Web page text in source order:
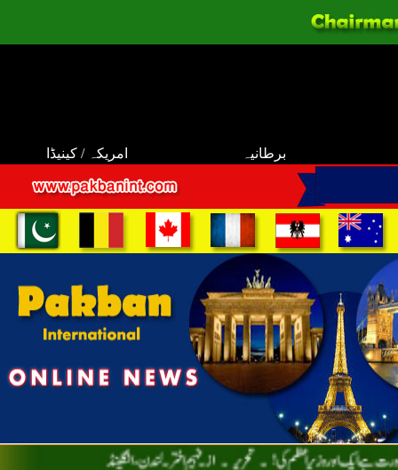
امریکہ / کینیڈا برطانیہ